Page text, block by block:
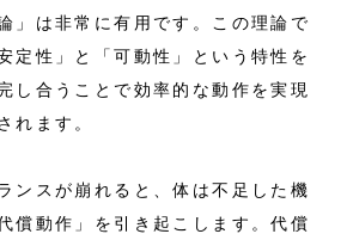
」は非常に有用です。この理論で
定性」と「可動性」という特性を
し合うことで効率的な動作を実現
れます。
ンスが崩れると、体は不足した機
償動作」を引き起こします。代償